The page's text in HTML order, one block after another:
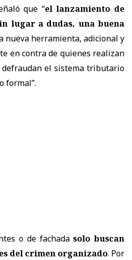
que “el lanzamiento de
lugar a dudas, una buena
nueva herramienta, adicional y
en contra de quienes realizan
defraudan el sistema tributario
formal”.
o de fachadasolo buscan
del crimen organizado. Por